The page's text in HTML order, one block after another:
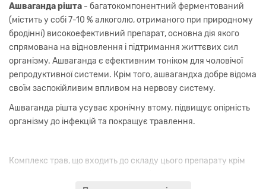
Ашваганда рішта - багатокомпонентний ферментований
(містить у собі 7-10 % алкоголю, отриманого при природному
бродінні) високоефективний препарат, основна дія якого
спрямована на відновлення і підтримання життєвих сил
організму. Ашваганда є ефективним тоніком для чоловічої
репродуктивної системи. Крім того, ашвагандха добре відома
своїм заспокійливим впливом на нервову систему.
Ашваганда рішта усуває хронічну втому, підвищує опірність
організму до інфекцій та покращує травлення.
Комплекс трав, що входить до складу цього препарату крім